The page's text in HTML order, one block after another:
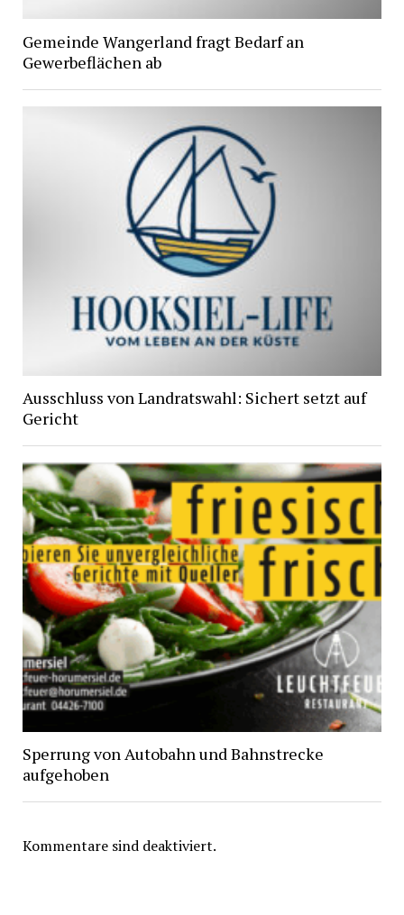
Gemeinde Wangerland fragt Bedarf an
Gewerbeflächen ab
Ausschluss von Landratswahl: Sichert setzt auf
Gericht
Sperrung von Autobahn und Bahnstrecke
aufgehoben
Kommentare sind deaktiviert.